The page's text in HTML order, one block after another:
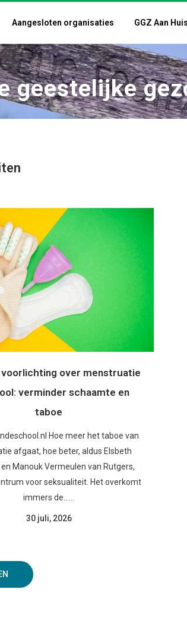
Aangesloten organisaties GGZ Aan Huis
geestelijke
over menstruatie
verminder schaamte en
taboe
Hoe meer het taboe van
afgaat, hoe beter, aldus Elsbeth
Manouk Vermeulen van Rutgers,
voor seksualiteit. Het overkomt
immers de......
30 juli, 2026